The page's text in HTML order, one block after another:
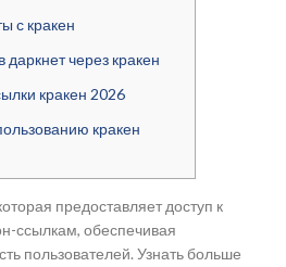
с кракен
даркнет через кракен
кракен 2026
кракен
предоставляет доступ к
ссылкам, обеспечивая
пользователей. Узнать больше